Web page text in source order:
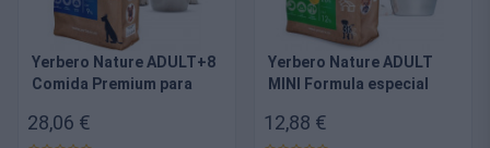
Yerbero Nature ADULT+8
Comida Premium para
años, bajo en grasas.
28,06 €
Yerbero Nature ADULT
MINI Formula especial
12,88 €